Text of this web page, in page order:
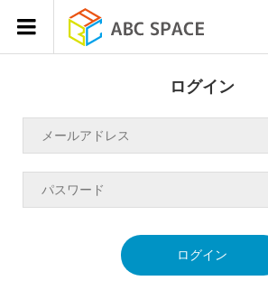
ログイン
ログイン